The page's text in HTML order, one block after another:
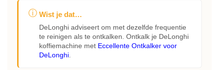
ⓘ Wist je dat…
DeLonghi adviseert om met dezelfde frequentie
te reinigen als te ontkalken. Ontkalk je DeLonghi
koffiemachine met Eccellente Ontkalker voor
DeLonghi